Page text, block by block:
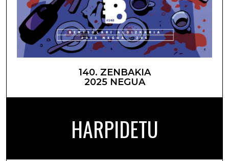
140. ZENBAKIA
2025 NEGUA
HARPIDETU